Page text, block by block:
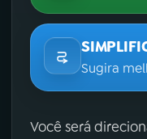
Sugira
Você será